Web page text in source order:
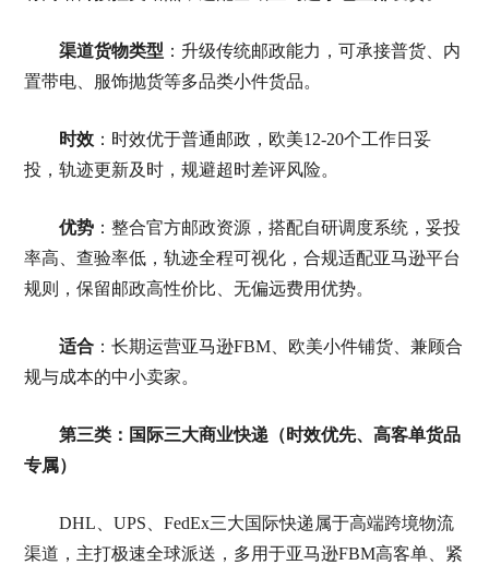
渠道货物类型 ：升级传统邮政能力，可承接普货、内
置带电、服饰抛货等多品类小件货品。
时效：时效优于普通邮政，欧美12-20个工作日妥
投，轨迹更新及时，规避超时差评风险。
优势：整合官方邮政资源，搭配自研调度系统，妥投
率高、查验率低，轨迹全程可视化，合规适配亚马逊平台
规则，保留邮政高性价比、无偏远费用优势。
适合：长期运营亚马逊FBM、欧美小件铺货、兼顾合
规与成本的中小卖家。
第三类：国际三大商业快递（时效优先、高客单货品
专属）
DHL、UPS、FedEx三大国际快递属于高端跨境物流
渠道，主打极速全球派送，多用于亚马逊FBM高客单、紧